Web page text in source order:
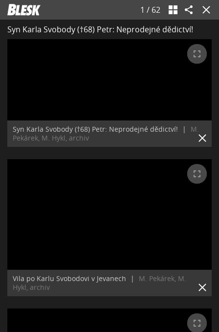
1 / 62
Syn Karla Svobody (†68) Petr: Neprodejné dědictví!
Syn Karla Svobody (†68) Petr: Neprodejné dědictví! |
M.
Pekárek, M. Hykl, archiv
Vila po Karlu Svobodovi v Jevanech |
M. Pekárek, M.
Hykl, archiv